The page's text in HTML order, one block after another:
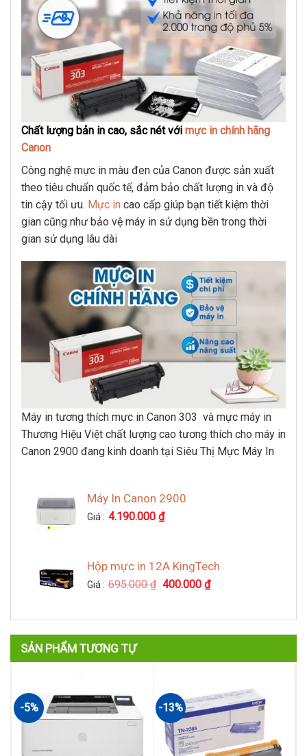
Chất lượng bản in cao, sắc nét với mực in chính hãng
Canon
Công nghệ mực in màu đen của Canon được sản xuất
theo tiêu chuẩn quốc tế, đảm bảo chất lượng in và độ
tin cậy tối ưu. Mực in cao cấp giúp bạn tiết kiệm thời
gian cũng như bảo vệ máy in sử dụng bền trong thời
gian sử dụng lâu dài
Máy in tương thích mực in Canon 303 và mực máy in
Thương Hiệu Việt chất lượng cao tương thích cho máy in
Canon 2900 đang kinh doanh tại Siêu Thị Mực Máy In
Máy In Canon 2900
Giá : 4.190.000 ₫
Hộp mực in 12A KingTech
Giá : 695.000₫ Giá
400.000 ₫Giá
SẢN PHẨM TƯƠNG TỰ
-5% -13%